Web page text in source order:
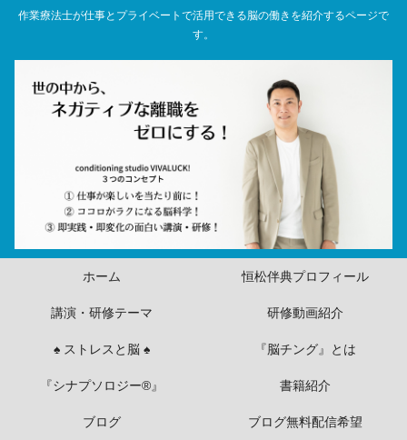
作業療法士が仕事とプライベートで活用できる脳の働きを紹介するページで
す。
ホーム 恒松伴典プロフィール
講演・研修テーマ 研修動画紹介
♠ ストレスと脳 ♠ 『脳チング』とは
『シナプソロジー®』 書籍紹介
ブログ ブログ無料配信希望